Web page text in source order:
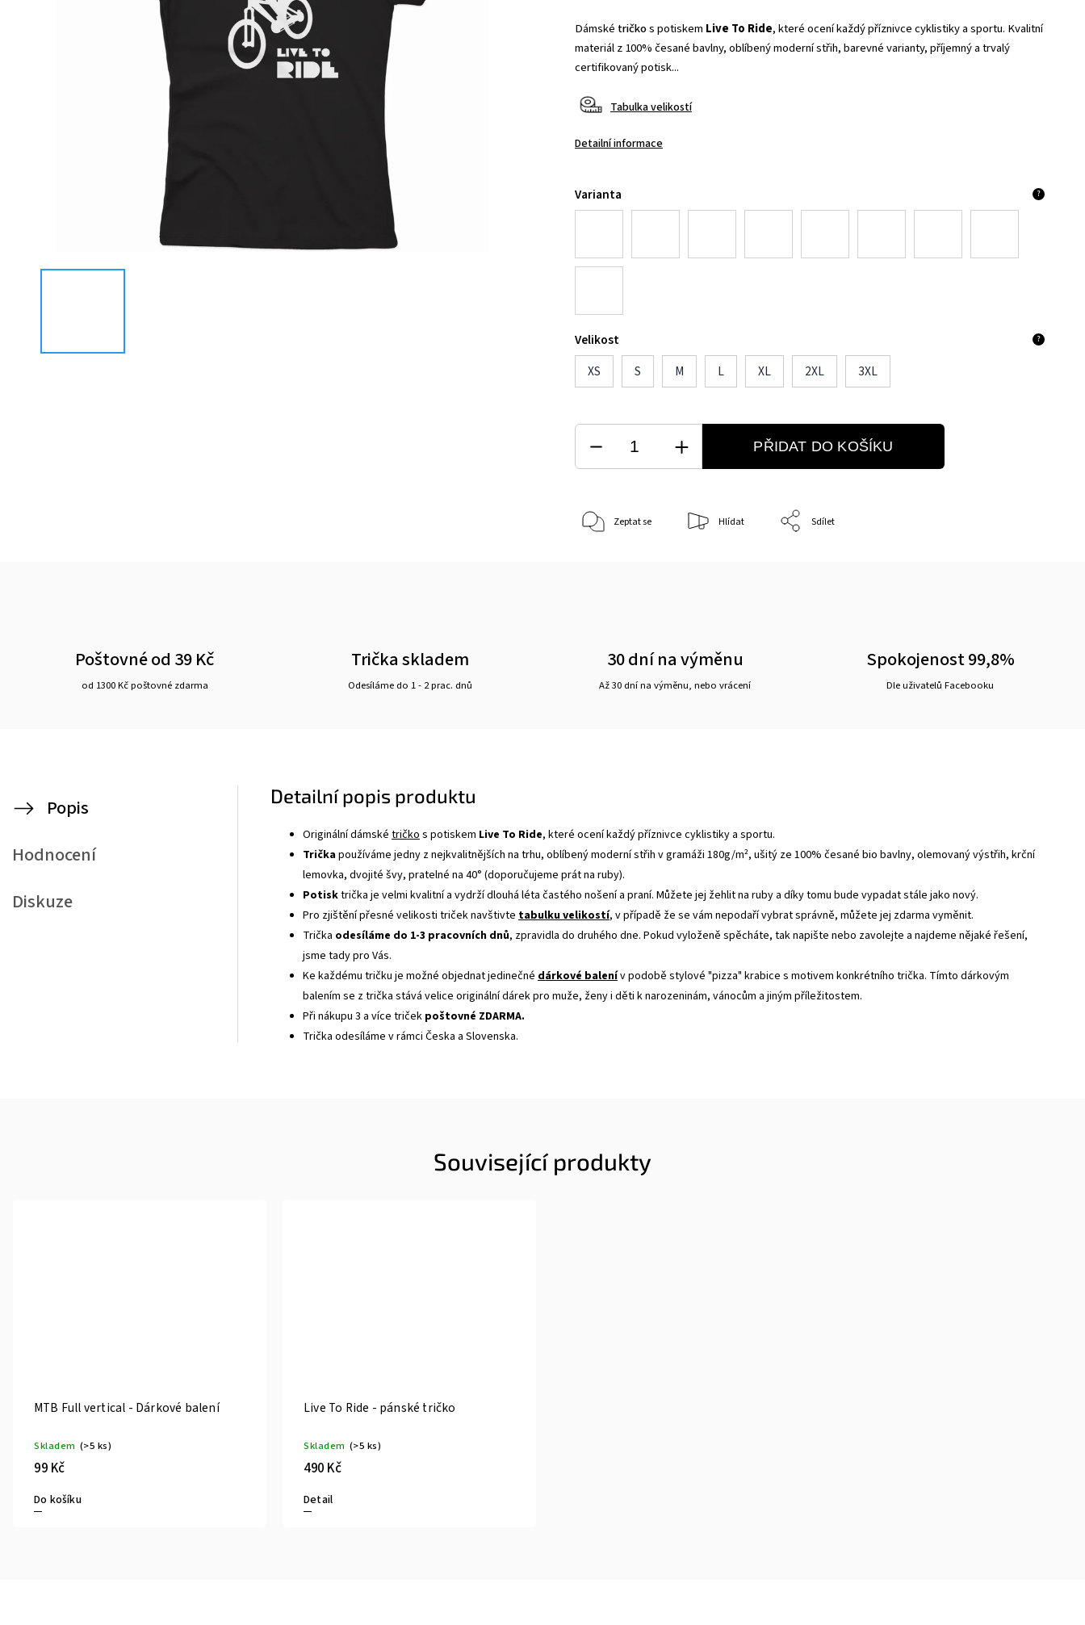
Dámské tričkos potiskem Live To Ride, které ocení každý příznivce cyklistiky a sportu. Kvalitní
materiál z 100% česané bavlny, oblíbený moderní střih, barevné varianty, příjemný a trvalý
certifikovaný potisk...
Tabulka velikostí
Detailní informace
Varianta ?
Velikost ?
XS S M L XL 2XL 3XL
PŘIDAT DO KOŠÍKU
Zeptat se Hlídat Sdílet
Poštovné od 39 Kč
od 1300 Kč poštovné zdarma
Trička skladem
Odesíláme do 1 - 2 prac. dnů
30 dní na výměnu
Až 30 dní na výměnu, nebo vrácení
Spokojenost 99,8%
Dle uživatelů Facebooku
Popis
Hodnocení
Diskuze
Detailní popis produktu
Originální dámské tričko s potiskem Live To Ride, které ocení každý příznivce cyklistiky a sportu.
Tričkapoužíváme jedny z nejkvalitnějších na trhu, oblíbený moderní střih v gramáži 180g/m², ušitý ze 100% česané bio bavlny, olemovaný výstřih, krční
lemovka, dvojité švy, pratelné na 40° (doporučujeme prát na ruby).
Potisktrička je velmi kvalitní a vydrží dlouhá léta častého nošení a praní. Můžete jej žehlit na ruby a díky tomu bude vypadat stále jako nový.
Pro zjištění přesné velikosti triček navštivte tabulku velikostí, v případě že se vám nepodaří vybrat správně, můžete jej zdarma vyměnit.
Trička odesíláme do 1-3 pracovních dnů, zpravidla do druhého dne. Pokud vyloženě spěcháte, tak napište nebo zavolejte a najdeme nějaké řešení,
jsme tady pro Vás.
Ke každému tričku je možné objednat jedinečné dárkové balenív podobě stylové "pizza" krabice s motivem konkrétního trička. Tímto dárkovým
balením se z trička stává velice originální dárek pro muže, ženy i děti k narozeninám, vánocům a jiným příležitostem.
Při nákupu 3 a více triček poštovné ZDARMA.
Trička odesíláme v rámci Česka a Slovenska.
Související produkty
MTB Full vertical - Dárkové balení
Skladem (>5 ks)
99 Kč
Do košíku
Live To Ride - pánské tričko
Skladem (>5 ks)
490 Kč
Detail